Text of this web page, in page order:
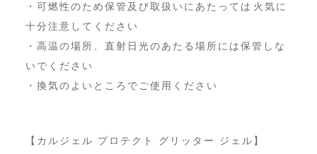
・可燃性のため保管及び取扱いにあたっては 火気に
十分注意してください
・高温の場所、直射日光のあたる場所には保管しな
いでください
・換気のよいところでご使用ください
【カルジェル プロテクト グリッター ジェル】